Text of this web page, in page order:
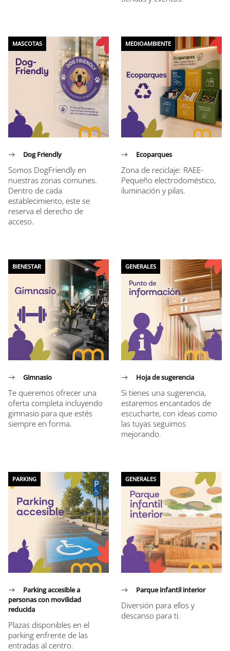
MASCOTAS
Dog Friendly
Somos DogFriendly en
nuestras zonas comunes.
Dentro de cada
establecimiento, este se
reserva el derecho de
acceso.
MEDIOAMBIENTE
Ecoparques
Zona de reciclaje: RAEE-
Pequeño electrodoméstico,
iluminación y pilas.
BIENESTAR
Gimnasio
Te queremos ofrecer una
oferta completa incluyendo
gimnasio para que estés
siempre en forma.
GENERALES
Hoja de sugerencia
Si tienes una sugerencia,
estaremos encantados de
escucharte, con ideas como
las tuyas seguimos
mejorando.
PARKING
Parking accesible a
personas con movilidad
reducida
Plazas disponibles en el
parking enfrente de las
entradas al centro.
GENERALES
Parque infantil interior
Diversión para ellos y
descanso para ti.